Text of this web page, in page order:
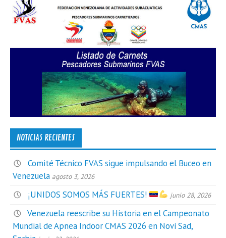
NOTICIAS RECIENTES
Comité Técnico FVAS sigue impulsando el Buceo en
Venezuela agosto 3, 2026
¡UNIDOS SOMOS MÁS FUERTES! junio 28, 2026
Venezuela reescribe su Historia en el Campeonato
Mundial de Apnea Indoor CMAS 2026 en Novi Sad,